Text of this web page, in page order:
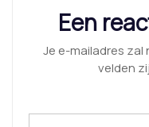
Een
Je e-mailadres
velden